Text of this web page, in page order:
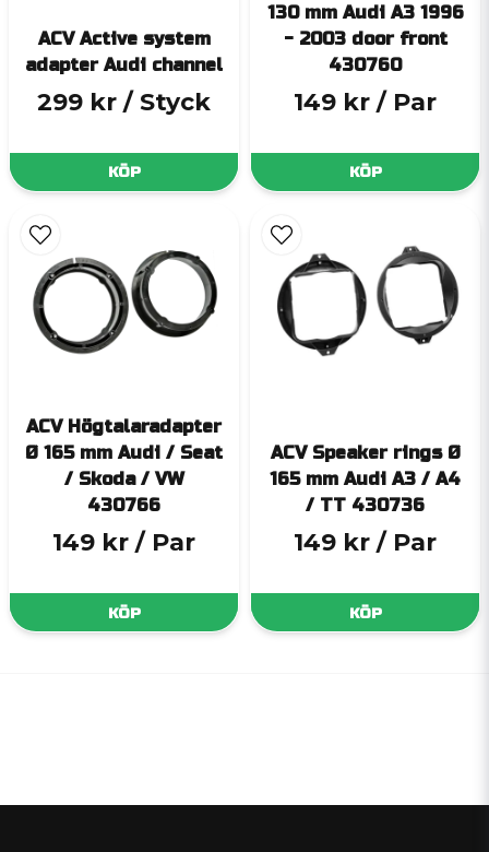
ACV Active system
adapter Audi channel
299 kr / Styck
KÖP
130 mm Audi A3 1996
- 2003 door front
430760
149 kr / Par
KÖP
ACV Högtalaradapter
Ø 165 mm Audi / Seat
/ Skoda / VW
430766
149 kr / Par
KÖP
ACV Speaker rings Ø
165 mm Audi A3 / A4
/ TT 430736
149 kr / Par
KÖP